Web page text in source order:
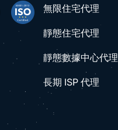
無限住宅代理
靜態住宅代理
靜態數據中心代理
長期 ISP 代理